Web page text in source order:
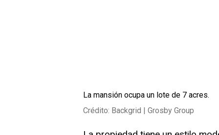
La mansión ocupa un lote de 7 acres.
Crédito: Backgrid | Grosby Group